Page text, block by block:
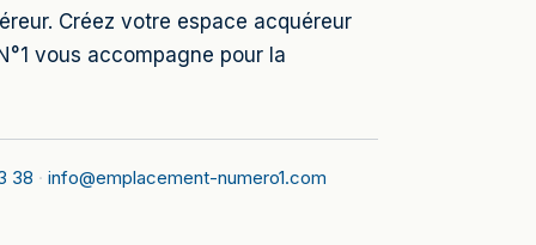
Créez votre espace acquéreur
vous accompagne pour la
38 · info@emplacement-numero1.com